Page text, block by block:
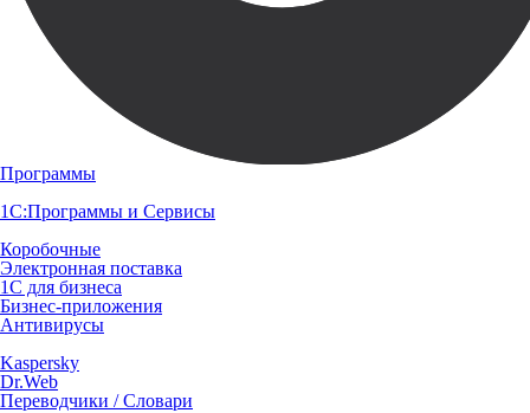
Программы
1С:Программы и Сервисы
Коробочные
Электронная поставка
1С для бизнеса
Бизнес-приложения
Антивирусы
Kaspersky
Dr.Web
Переводчики / Словари